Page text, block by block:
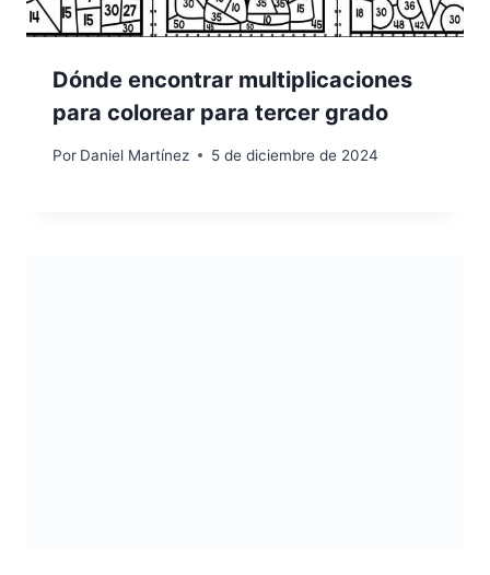
Dónde encontrar multiplicaciones
para colorear para tercer grado
Por Daniel Martínez 5 de diciembre de 2024